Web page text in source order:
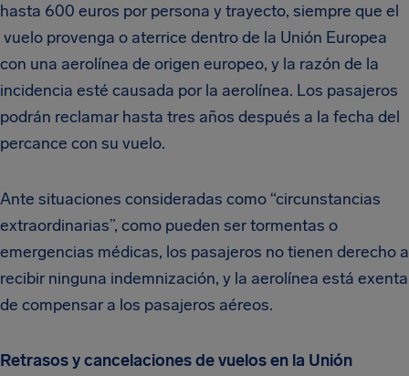
hasta 600 euros por persona y trayecto, siempre que el
vuelo provenga o aterrice dentro de la Unión Europea
con una aerolínea de origen europeo, y la razón de la
incidencia esté causada por la aerolínea. Los pasajeros
podrán reclamar hasta tres años después a la fecha del
percance con su vuelo.
Ante situaciones consideradas como “circunstancias
extraordinarias”, como pueden ser tormentas o
emergencias médicas, los pasajeros no tienen derecho a
recibir ninguna indemnización, y la aerolínea está exenta
de compensar a los pasajeros aéreos.
Retrasos y cancelaciones de vuelos en la Unión